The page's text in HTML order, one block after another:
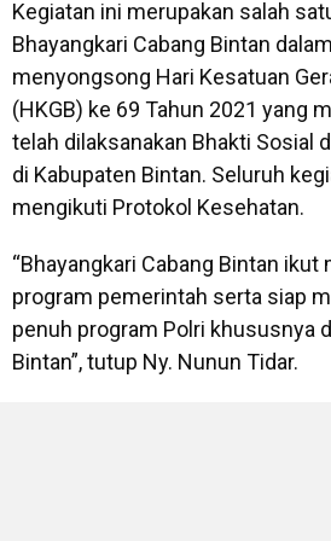
Kegiatan ini merupakan salah
Bhayangkari Cabang Bintan
menyongsong Hari Kesatuan
(HKGB) ke 69 Tahun 2021 yang
telah dilaksanakan Bhakti Sosial
di Kabupaten Bintan. Seluruh
mengikuti Protokol Kesehatan.
“Bhayangkari Cabang Bintan
program pemerintah serta siap
penuh program Polri khususnya
Bintan”, tutup Ny. Nunun Tidar.